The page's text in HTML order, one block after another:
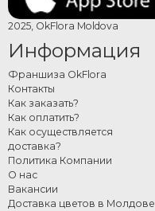
2025, OkFlora Moldova
Информация
Франшиза OkFlora
Контакты
Как заказать?
Как оплатить?
Как осуществляется
доставка?
Политика Компании
О нас
Вакансии
Доставка цветов в Молдове